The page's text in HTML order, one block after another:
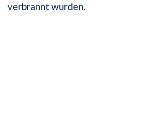
verbrannt wurden.